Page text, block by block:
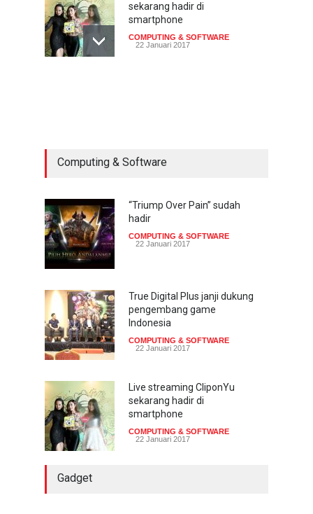
sekarang hadir di
smartphone
COMPUTING & SOFTWARE
22 Januari 2017
gencar
COMPUTING & SOFTWARE
miliar dolar
INTERNET 22 Februari 2017
Computing & Software
“Triump Over Pain” sudah
hadir
COMPUTING & SOFTWARE
22 Januari 2017
True Digital Plus janji dukung
pengembang game
Indonesia
COMPUTING & SOFTWARE
22 Januari 2017
Live streaming CliponYu
sekarang hadir di
smartphone
COMPUTING & SOFTWARE
22 Januari 2017
Gadget